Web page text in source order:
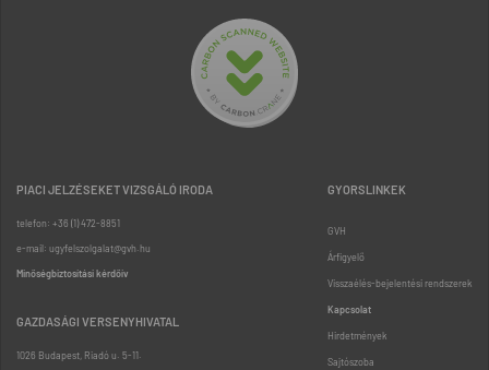
PIACI JELZÉSEKET VIZSGÁLÓ IRODA
telefon: +36 (1) 472-8851
e-mail: ugyfelszolgalat@gvh.hu
Minőségbiztosítási kérdőív
GAZDASÁGI VERSENYHIVATAL
1026 Budapest, Riadó u. 5-11.
GYORSLINKEK
GVH
Árfigyelő
Visszaélés-bejelentési rendszerek
Kapcsolat
Hirdetmények
Sajtószoba